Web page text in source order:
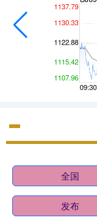
全国
发布